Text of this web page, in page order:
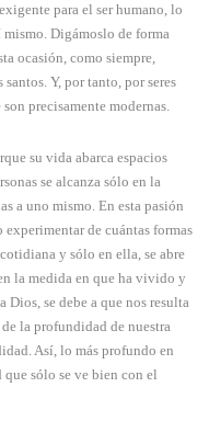
para el ser humano, lo
Digámoslo de forma
ocasión, como siempre,
Y, por tanto, por seres
precisamente modernas.
su vida abarca espacios
se alcanza sólo en la
a uno mismo. En esta pasión
de cuántas formas
y sólo en ella, se abre
la medida en que ha vivido y
se debe a que nos resulta
la profundidad de nuestra
Así, lo más profundo en
sólo se ve bien con el